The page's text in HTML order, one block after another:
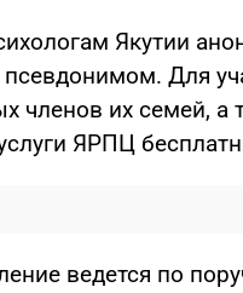
Якутии
псевдонимом. Для
членов их семей,
ЯРПЦ
ведется по